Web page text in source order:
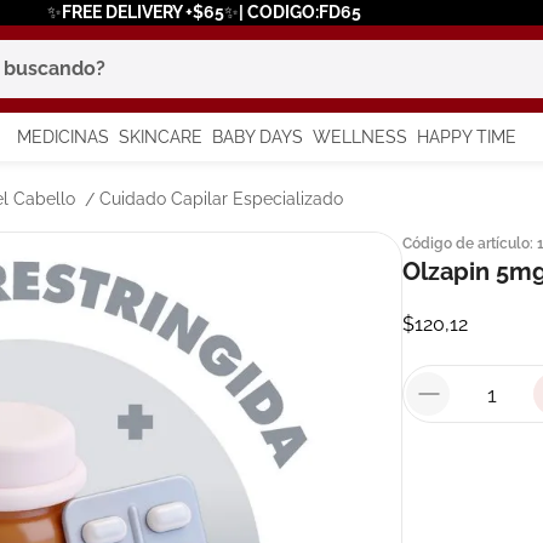
✨FREE DELIVERY +$65✨| CODIGO:FD65
MEDICINAS SKINCARE BABY DAYS WELLNESS HAPPY TIME
Cabello Cuidado Capilar Especializado
Código de artículo:
Olzapin
$120,12
más buscados